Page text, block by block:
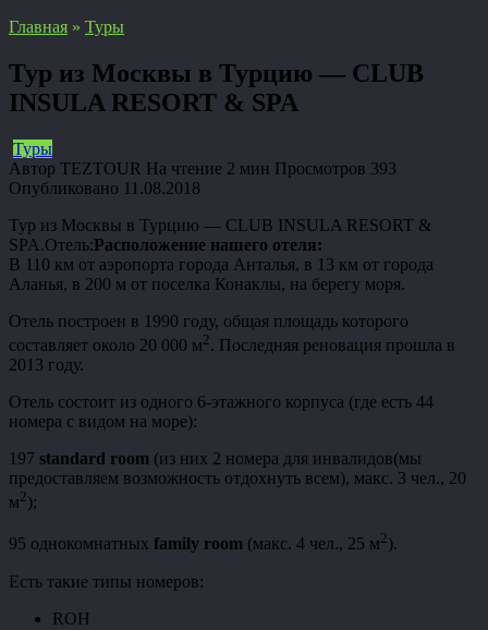
Главная » Туры
Тур из Москвы в Турцию — CLUB
INSULA RESORT & SPA
Туры
Автор TEZTOUR На чтение 2 мин Просмотров 393
Опубликовано 11.08.2018
Тур из Москвы в Турцию — CLUB INSULA RESORT &
SPA.Отель:Расположение нашего отеля:
В 110 км от аэропорта города Анталья, в 13 км от города
Аланья, в 200 м от поселка Конаклы, на берегу моря.
Отель построен в 1990 году, общая площадь которого
составляет около 20 000 м2. Последняя реновация прошла в
2013 году.
Отель состоит из одного 6-этажного корпуса (где есть 44
номера с видом на море):
197 standard room (из них 2 номера для инвалидов(мы
предоставляем возможность отдохнуть всем), макс. 3 чел., 20
м2 );
95 однокомнатных family room (макс. 4 чел., 25 м2 ).
Есть такие типы номеров:
ROH